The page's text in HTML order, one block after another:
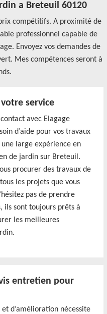
a Breteuil 60120
compétitifs. A proximité de
professionnel capable de
Envoyez vos demandes de
Mes compétences seront à
service
avec Elagage
d’aide pour vos travaux
large expérience en
de jardin sur Breteuil.
procurer des travaux de
les projets que vous
pas de prendre
ils sont toujours prêts à
les meilleures
entretien pour
d’amélioration nécessite